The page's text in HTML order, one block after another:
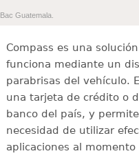
Bac Guatemala.
Compass es una
funciona mediante un
parabrisas del vehículo.
una tarjeta de crédito o
banco del país, y
necesidad de utilizar
aplicaciones al